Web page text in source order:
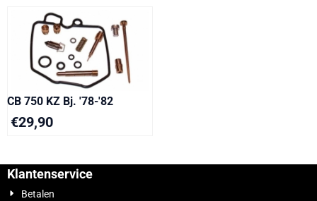
CB 750 KZ Bj. '78-'82
€29,90
Klantenservice
Betalen